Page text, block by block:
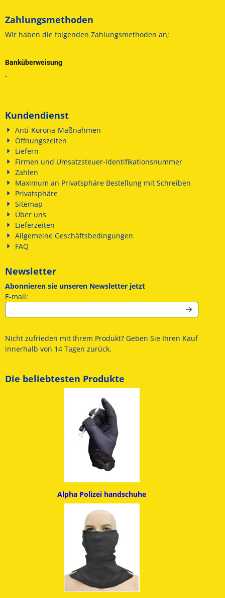
Zahlungsmethoden
Wir haben die folgenden Zahlungsmethoden an;
-
Banküberweisung
-
Kundendienst
Anti-Korona-Maßnahmen
Öffnungszeiten
Liefern
Firmen und Umsatzsteuer-Identifikationsnummer
Zahlen
Maximum an Privatsphäre Bestellung mit Schreiben
Privatsphäre
Sitemap
Über uns
Lieferzeiten
Allgemeine Geschäftsbedingungen
FAQ
Newsletter
Abonnieren sie unseren Newsletter jetzt
E-mail:
Nicht zufrieden mit Ihrem Produkt? Geben Sie Ihren Kauf
innerhalb von 14 Tagen zurück.
Die beliebtesten Produkte
Alpha Polizei handschuhe